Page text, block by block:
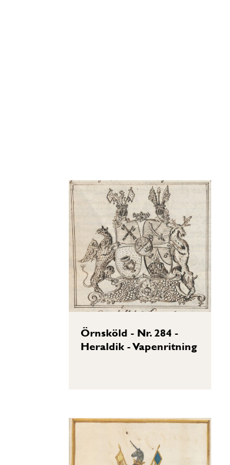
Örnsköld - Nr. 284 -
Heraldik - Vapenritning